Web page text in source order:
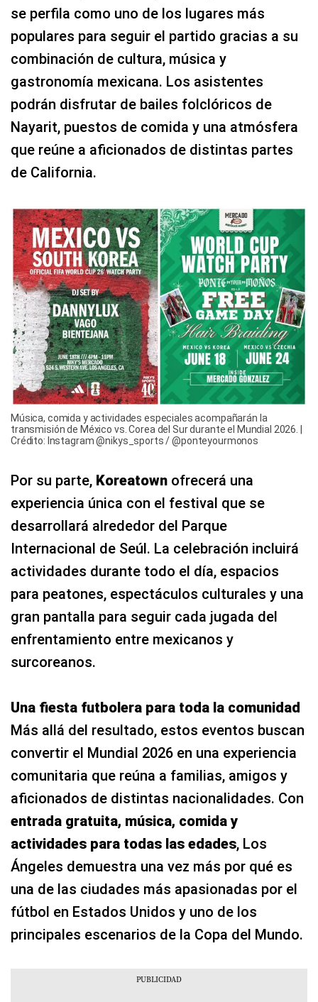
se perfila como uno de los lugares más
populares para seguir el partido gracias a su
combinación de cultura, música y
gastronomía mexicana. Los asistentes
podrán disfrutar de bailes folclóricos de
Nayarit, puestos de comida y una atmósfera
que reúne a aficionados de distintas partes
de California.
Música, comida y actividades especiales acompañarán la
transmisión de México vs. Corea del Sur durante el Mundial 2026. |
Crédito: Instagram @nikys_sports / @ponteyourmonos
Por su parte, Koreatown ofrecerá una
experiencia única con el festival que se
desarrollará alrededor del Parque
Internacional de Seúl. La celebración incluirá
actividades durante todo el día, espacios
para peatones, espectáculos culturales y una
gran pantalla para seguir cada jugada del
enfrentamiento entre mexicanos y
surcoreanos.
Una fiesta futbolera para toda la comunidad
Más allá del resultado, estos eventos buscan
convertir el Mundial 2026 en una experiencia
comunitaria que reúna a familias, amigos y
aficionados de distintas nacionalidades. Con
entrada gratuita, música, comida y
actividades para todas las edades, Los
Ángeles demuestra una vez más por qué es
una de las ciudades más apasionadas por el
fútbol en Estados Unidos y uno de los
principales escenarios de la Copa del Mundo.